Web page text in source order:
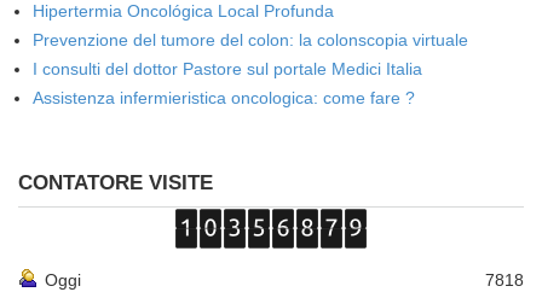
Hipertermia Oncológica Local Profunda
Prevenzione del tumore del colon: la colonscopia virtuale
I consulti del dottor Pastore sul portale Medici Italia
Assistenza infermieristica oncologica: come fare ?
CONTATORE VISITE
Oggi
7818